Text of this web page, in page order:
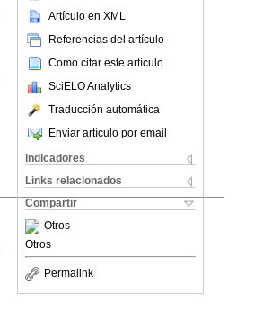
Artículo en XML
Referencias del artículo
Como citar este artículo
SciELO Analytics
Traducción automática
Enviar artículo por email
Indicadores
Links relacionados
Compartir
Otros
Otros
Permalink